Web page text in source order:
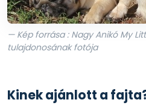
— Kép forrása : Nagy Anikó My
tulajdonosának fotója
Kinek ajánlott a